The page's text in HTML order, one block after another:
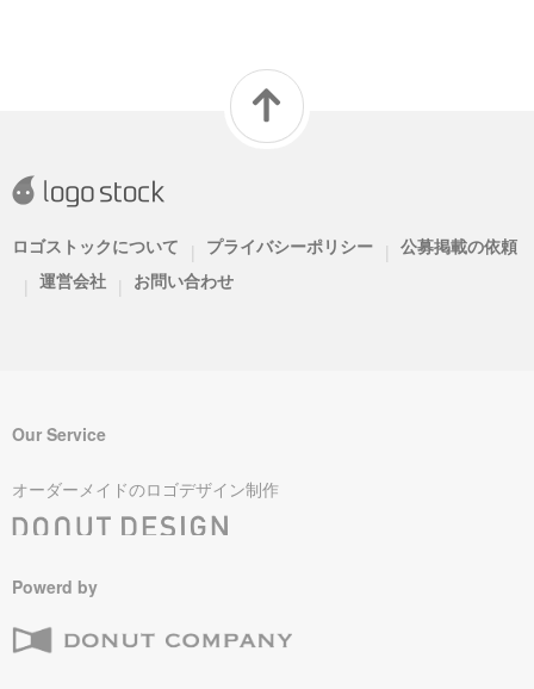
ロゴストックについて | プライバシーポリシー | 公募掲載の依頼
| 運営会社 | お問い合わせ
Our Service
オーダーメイドのロゴデザイン制作
Powerd by